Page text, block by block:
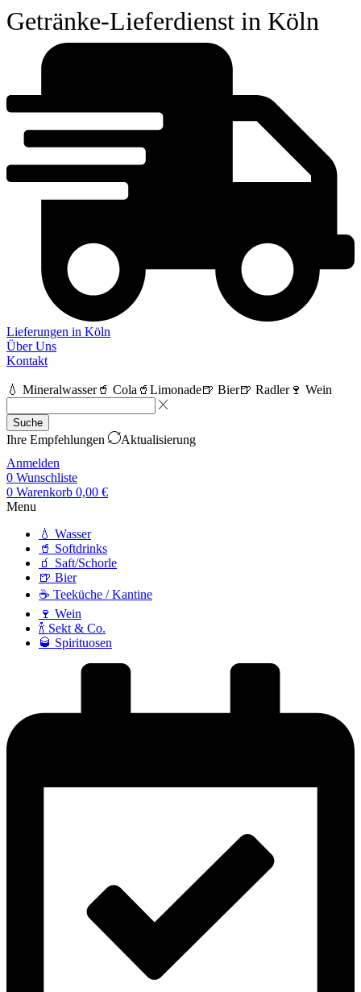
Getränke-Lieferdienst in Köln
Lieferungen in Köln
Über Uns
Kontakt
💧 Mineralwasser🥤 Cola 🥤Limonade🍺 Bier🍺 Radler🍷 Wein
Suche
Ihre Empfehlungen
Aktualisierung
Anmelden
0 Wunschliste
0 Warenkorb 0,00 €
Menu
💧 Wasser
🥤 Softdrinks
🧃 Saft/Schorle
🍺 Bier
☕ Teeküche / Kantine
🍷 Wein
🍾 Sekt & Co.
🥃 Spirituosen